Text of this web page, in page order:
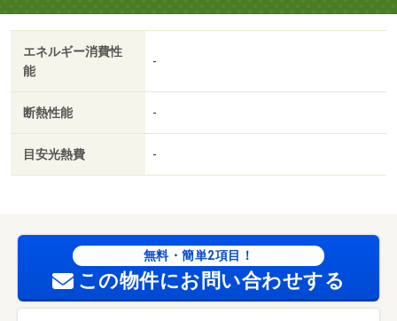
／雨戸／３駅以上利用可／敷地内ごみ置き場／平面駐車場
／南西向き／セキュリティ会社加入済／全居室６畳以上／
プロパンガス／ＢＳ／年内入居可／ＩＴ重説 対応物件／
業務スーパー 堅田店（スーパー）まで４５７ｍ／堅田小
局）まで８１１ｍ／堅田中学校（中学校）まで８８４ｍ／
ホームセンターアヤハディオ 堅田店（ホームセンター）
まで１０００ｍ／滋賀銀行 堅田駅前支店（銀行）まで１
エネルギー消費性
能
-
断熱性能 -
目安光熱費 -
無料・簡単2項目！
この物件にお問い合わせする